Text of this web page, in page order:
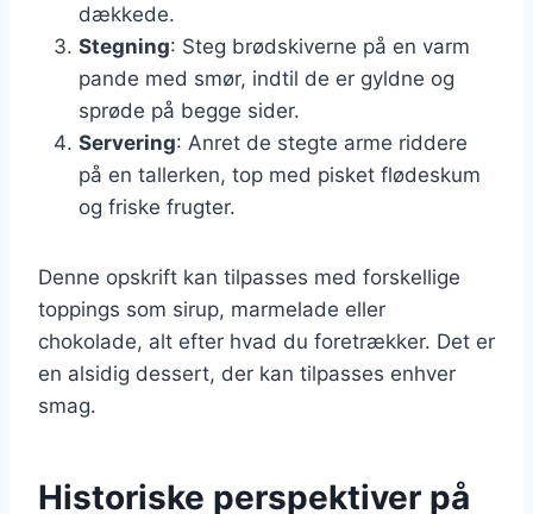
dækkede.
Stegning: Steg brødskiverne på en varm
pande med smør, indtil de er gyldne og
sprøde på begge sider.
Servering: Anret de stegte arme riddere
på en tallerken, top med pisket flødeskum
og friske frugter.
Denne opskrift kan tilpasses med forskellige
toppings som sirup, marmelade eller
chokolade, alt efter hvad du foretrækker. Det er
en alsidig dessert, der kan tilpasses enhver
smag.
Historiske perspektiver på